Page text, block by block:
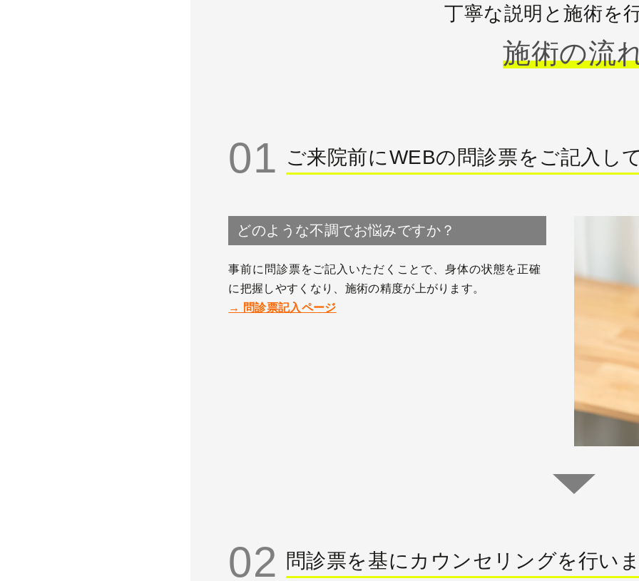
丁寧な説明と施術を
施術の流
01 ご来院前にWEBの問診票をご記入し
どのような不調でお悩みですか？
事前に問診票をご記入いただくことで、身体の状態を正確
に把握しやすくなり、施術の精度が上がります。
→ 問診票記入ページ
02 問診票を基にカウンセリングを行い